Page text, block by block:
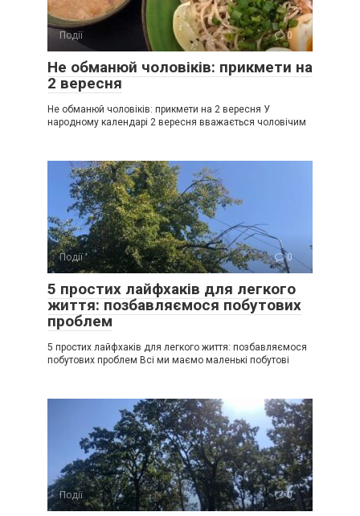
Події 0
Не обманюй чоловіків: прикмети на
2 вересня
Не обманюй чоловіків: прикмети на 2 вересня У
народному календарі 2 вересня вважається чоловічим
Події 0
5 простих лайфхаків для легкого
життя: позбавляємося побутових
проблем
5 простих лайфхаків для легкого життя: позбавляємося
побутових проблем Всі ми маємо маленькі побутові
Події 0